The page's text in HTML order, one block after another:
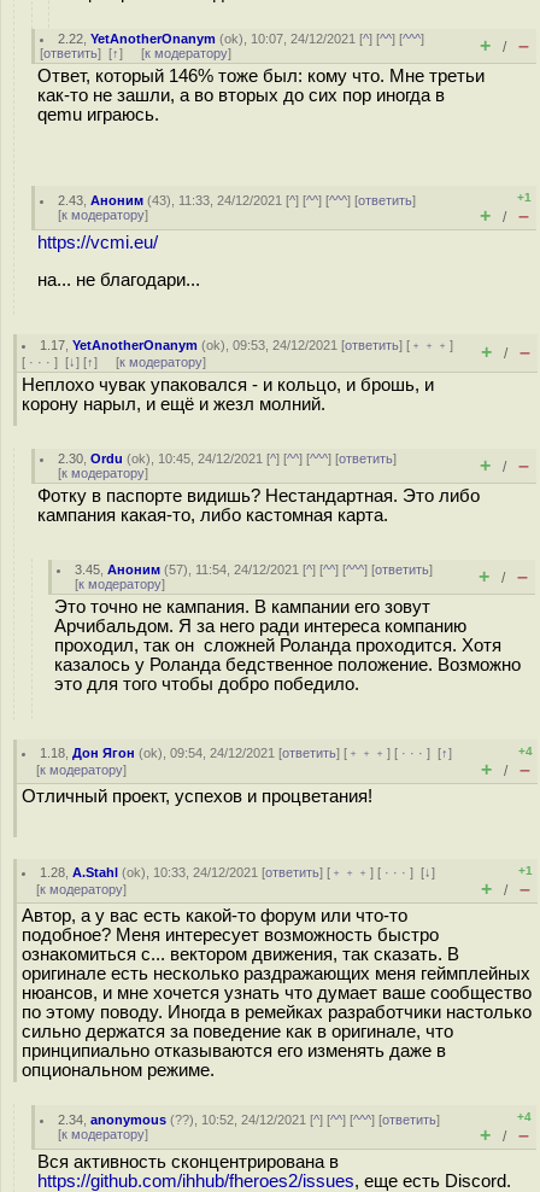
2.22 ,YetAnotherOnanym (ok), 10:07, 24/12/2021 [^] [^^] [^^^]
[ответить] [↑] [к модератору] + / –
Ответ, который 146% тоже был: кому что. Мне третьи
как-то не зашли, а во вторых до сих пор иногда в
qemu играюсь.
2.43 ,Аноним (43), 11:33, 24/12/2021 [^] [^^] [^^^] [ответить]
[к модератору]
+1
+ / –
https://vcmi.eu/
на... не благодари...
1.17 ,YetAnotherOnanym (ok), 09:53, 24/12/2021 [ответить] [ ﹢﹢﹢]
[ · · · ] [↓] [↑] [к модератору] + / –
Неплохо чувак упаковался - и кольцо, и брошь, и
корону нарыл, и ещё и жезл молний.
2.30 ,Ordu (ok), 10:45, 24/12/2021 [^] [^^] [^^^] [ответить]
[к модератору] + / –
Фотку в паспорте видишь? Нестандартная. Это либо
кампания какая-то, либо кастомная карта.
3.45 ,Аноним (57), 11:54, 24/12/2021 [^] [^^] [^^^] [ответить]
[к модератору] + / –
Это точно не кампания. В кампании его зовут
Арчибальдом. Я за него ради интереса компанию
проходил, так он сложней Роланда проходится. Хотя
казалось у Роланда бедственное положение. Возможно
это для того чтобы добро победило.
1.18 ,Дон Ягон (ok), 09:54, 24/12/2021 [ответить] [ ﹢﹢﹢] [ · · ·][↑]
[к модератору]
+4
+ / –
Отличный проект, успехов и процветания!
1.28 ,A.Stahl (ok), 10:33, 24/12/2021 [ответить] [ ﹢﹢﹢] [ · · ·][↓]
[к модератору]
+1
+ / –
Автор, а у вас есть какой-то форум или что-то
подобное? Меня интересует возможность быстро
ознакомиться с... вектором движения, так сказать. В
оригинале есть несколько раздражающих меня геймплейных
нюансов, и мне хочется узнать что думает ваше сообщество
по этому поводу. Иногда в ремейках разработчики настолько
сильно держатся за поведение как в оригинале, что
принципиально отказываются его изменять даже в
опциональном режиме.
2.34 ,anonymous (??), 10:52, 24/12/2021 [^] [^^] [^^^] [ответить]
[к модератору]
+4
+ / –
Вся активность сконцентрирована в
https://github.com/ihhub/fheroes2/issues, еще есть Discord.